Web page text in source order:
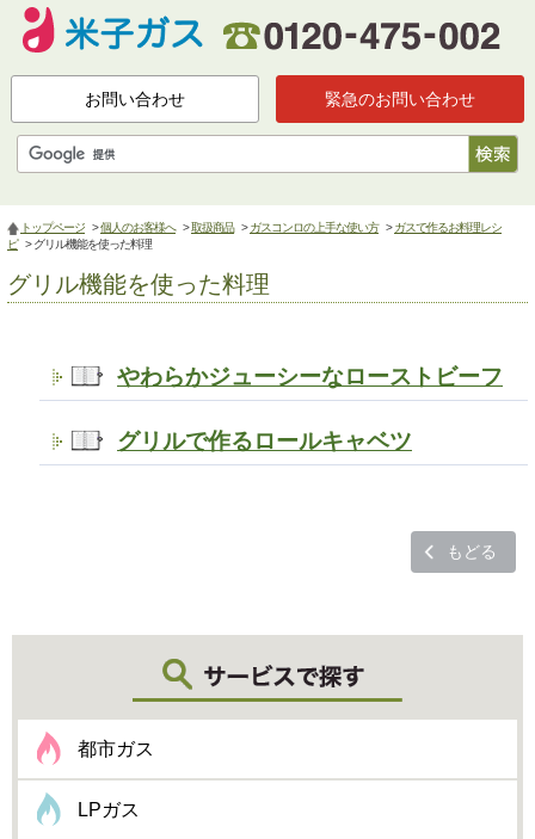
緊急のお問い合わせ
お問い合わせ
トップページ >個人のお客様へ >取扱商品 >ガスコンロの上手な使い方 >ガスで作るお料理レシ
ピ > グリル機能を使った料理
グリル機能を使った料理
やわらかジューシーなローストビーフ
グリルで作るロールキャベツ
もどる
都市ガス
LPガス